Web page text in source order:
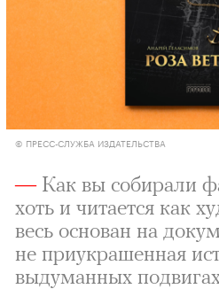
© ПРЕСС-СЛУЖБА ИЗДАТЕЛЬСТВА
—Как вы собирали
хоть и читается как
весь основан на
не приукрашенная
выдуманных